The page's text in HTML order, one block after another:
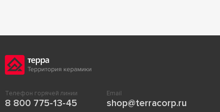
Телефон горячей линии
8 800 775-13-45
Email
shop@terracorp.ru